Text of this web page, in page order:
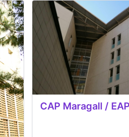
CAP Maragall /